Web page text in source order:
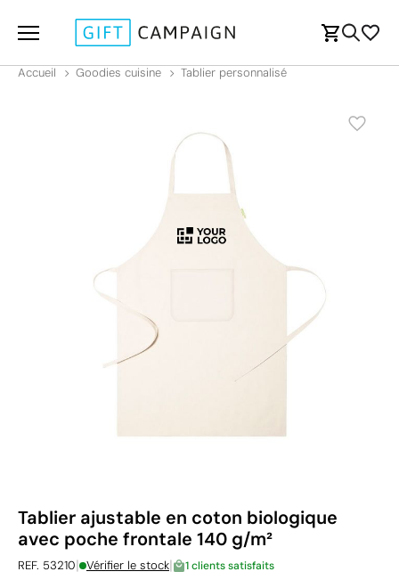
Accueil Goodies cuisine Tablier personnalisé
Tablier ajustable en coton biologique
avec poche frontale 140 g/m²
REF. 53210| Vérifier le stock| 1 clients satisfaits